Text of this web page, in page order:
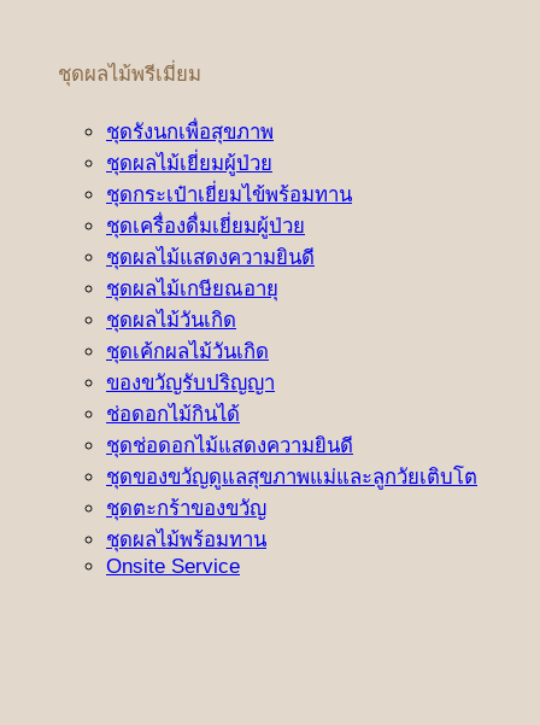
ชุดผลไม้พรีเมี่ยม
ชุดรังนกเพื่อสุขภาพ
ชุดผลไม้เยี่ยมผู้ป่วย
ชุดกระเป๋าเยี่ยมไข้พร้อมทาน
ชุดเครื่องดื่มเยี่ยมผู้ป่วย
ชุดผลไม้แสดงความยินดี
ชุดผลไม้เกษียณอายุ
ชุดผลไม้วันเกิด
ชุดเค้กผลไม้วันเกิด
ของขวัญรับปริญญา
ช่อดอกไม้กินได้
ชุดช่อดอกไม้แสดงความยินดี
ชุดของขวัญดูแลสุขภาพแม่และลูกวัยเติบโต
ชุดตะกร้าของขวัญ
ชุดผลไม้พร้อมทาน
Onsite Service